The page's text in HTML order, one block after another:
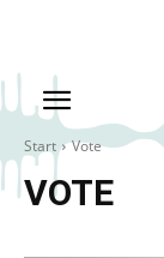
Start Vote
VOTE